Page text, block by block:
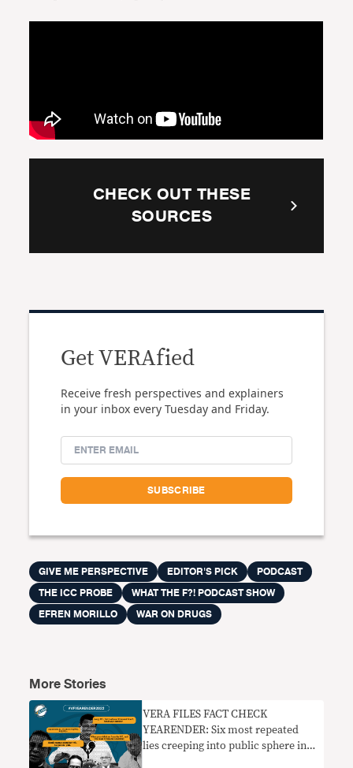
CHECK OUT THESE
SOURCES
Get VERAfied
Receive fresh perspectives and explainers
in your inbox every Tuesday and Friday.
GIVE ME PERSPECTIVE EDITOR'S PICK
PODCAST
THE ICC PROBE
WHAT THE F?! PODCAST SHOW
EFREN MORILLO
WAR ON DRUGS
More Stories
VERA FILES FACT CHECK
YEARENDER: Six most repeated
lies creeping into public sphere in